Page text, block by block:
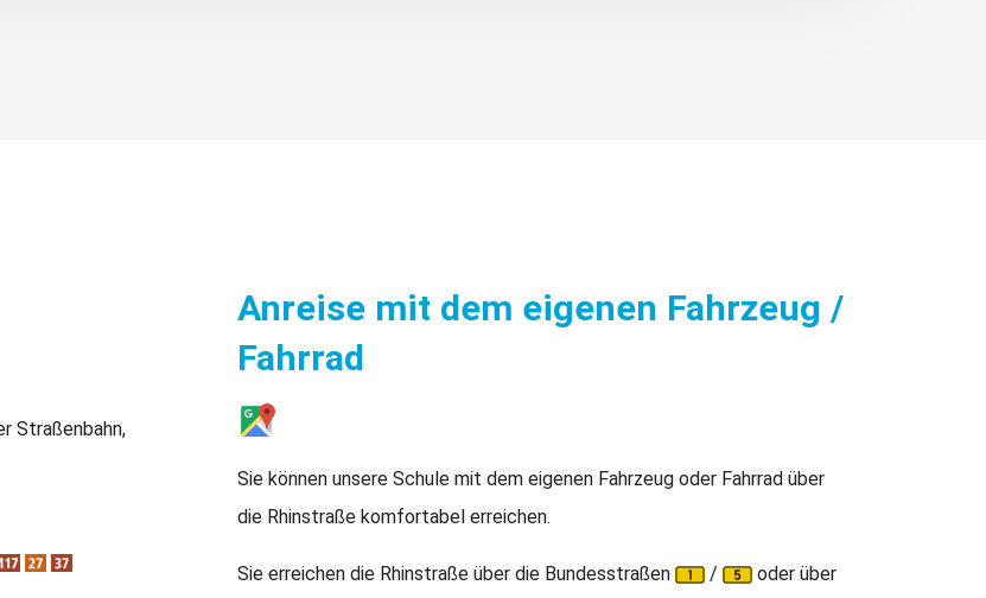
Straßenbahn,
Anreise mit dem eigenen Fahrzeug /
Fahrrad
Sie können unsere Schule mit dem eigenen Fahrzeug oder Fahrrad über
die Rhinstraße komfortabel erreichen.
Sie erreichen die Rhinstraße über die Bundesstraßen /
oder über